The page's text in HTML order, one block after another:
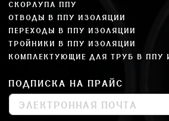
СКОРЛУПА ППУ
ОТВОДЫ В ППУ ИЗОЛЯЦИИ
ПЕРЕХОДЫ В ППУ ИЗОЛЯЦИИ
ТРОЙНИКИ В ППУ ИЗОЛЯЦИИ
КОМПЛЕКТУЮЩИЕ ДЛЯ ТРУБ В ППУ
ПОДПИСКА НА ПРАЙС